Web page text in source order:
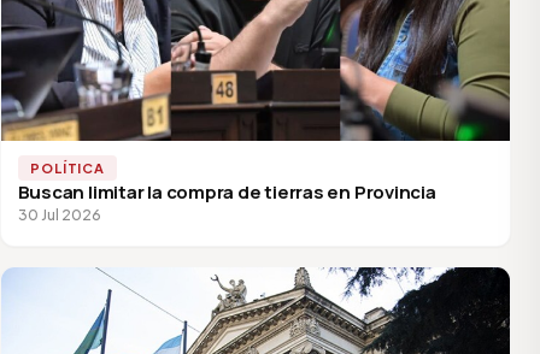
POLÍTICA
Buscan limitar la compra de tierras en Provincia
30 Jul 2026